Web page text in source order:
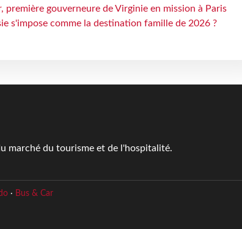
première gouverneure de Virginie en mission à Paris
s'impose comme la destination famille de 2026 ?
marché du tourisme et de l'hospitalité.
· Bus & Car